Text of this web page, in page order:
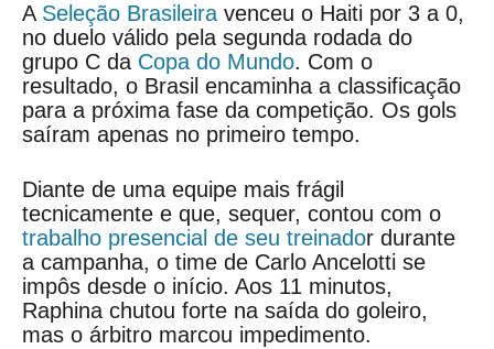
A Seleção Brasileira venceu o Haiti por 3 a 0,
no duelo válido pela segunda rodada do
grupo C da Copa do Mundo. Com o
resultado, o Brasil encaminha a classificação
para a próxima fase da competição. Os gols
saíram apenas no primeiro tempo.
Diante de uma equipe mais frágil
tecnicamente e que, sequer, contou com o
trabalho presencial de seu treinador durante
a campanha, o time de Carlo Ancelotti se
impôs desde o início. Aos 11 minutos,
Raphina chutou forte na saída do goleiro,
mas o árbitro marcou impedimento.